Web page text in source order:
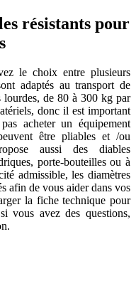
résistants pour
le choix entre plusieurs
adaptés au transport de
lourdes, de 80 à 300 kg par
donc il est important
acheter un équipement
être pliables et /ou
aussi des diables
porte-bouteilles ou à
admissible, les diamètres
afin de vous aider dans vos
la fiche technique pour
vous avez des questions,